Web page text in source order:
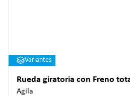
Variantes
Rueda giratoria con Freno
Agila